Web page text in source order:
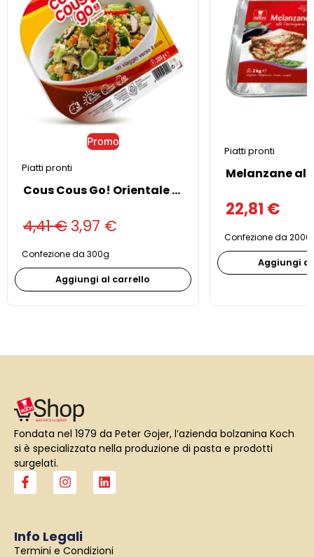
Promo
Piatti pronti
Cous Cous Go! Orientale 300g
4,41€
originale
era:
4,41 €.
3,97 €
attuale
è:
3,97 €.
Confezione da 300g
Aggiungi al carrello
Piatti pronti
22,81 €
Confezione da
Aggiungi
Fondata nel 1979 da Peter Gojer, l’azienda bolzanina Koch
si è specializzata nella produzione di pasta e prodotti
surgelati.
F
a
o
o
I
n
g
r
L
i
i
Info Legali
Termini e Condizioni